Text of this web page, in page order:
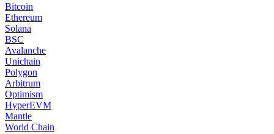
Bitcoin
Ethereum
Solana
BSC
Avalanche
Unichain
Polygon
Arbitrum
Optimism
HyperEVM
Mantle
World Chain